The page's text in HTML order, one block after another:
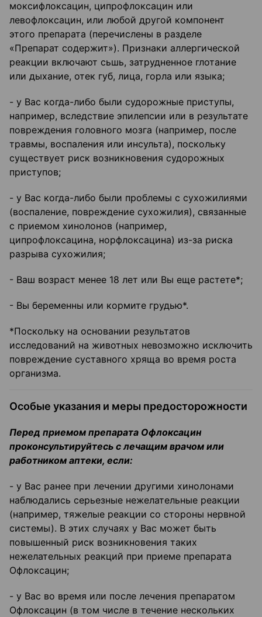
моксифлоксацин, ципрофлоксацин или
левофлоксацин, или любой другой компонент
этого препарата (перечислены в разделе
«Препарат содержит»). Признаки аллергической
реакции включают сьшь, затрудненное глотание
или дыхание, отек губ, лица, горла или языка;
- у Вас когда-либо были судорожные приступы,
например, вследствие эпилепсии или в результате
повреждения головного мозга (например, после
травмы, воспаления или инсульта), поскольку
существует риск возникновения судорожных
приступов;
- у Вас когда-либо были проблемы с сухожилиями
(воспаление, повреждение сухожилия), связанные
с приемом хинолонов (например,
ципрофлоксацина, норфлоксацина) из-за риска
разрыва сухожилия;
- Ваш возраст менее 18 лет или Вы еще растете*;
- Вы беременны или кормите грудью*.
*Поскольку на основании результатов
исследований на животных невозможно исключить
повреждение суставного хряща во время роста
организма.
Особые указания и меры предосторожности
Перед приемом препарата Офлоксацин
проконсультируйтесь с лечащим врачом или
работником аптеки, если:
- у Вас ранее при лечении другими хинолонами
наблюдались серьезные нежелательные реакции
(например, тяжелые реакции со стороны нервной
системы). В этих случаях у Вас может быть
повышенный риск возникновения таких
нежелательных реакций при приеме препарата
Офлоксацин;
- у Вас во время или после лечения препаратом
Офлоксацин (в том числе в течение нескольких